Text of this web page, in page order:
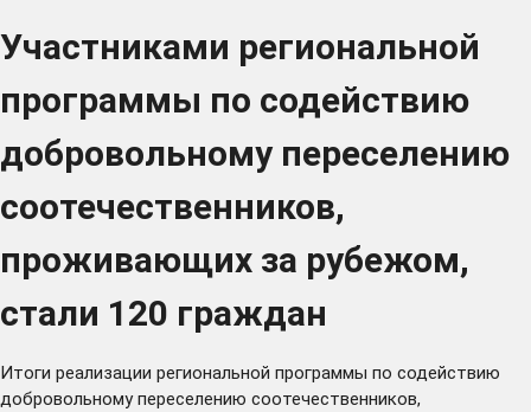
Участниками региональной
программы по содействию
добровольному переселению
соотечественников,
проживающих за рубежом,
стали 120 граждан
Итоги реализации региональной программы по содействию
добровольному переселению соотечественников,